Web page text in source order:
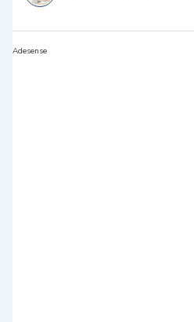
Adesense